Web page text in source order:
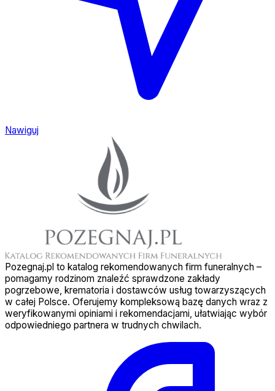
Nawiguj
Pozegnaj.pl to katalog rekomendowanych firm funeralnych –
pomagamy rodzinom znaleźć sprawdzone zakłady
pogrzebowe, krematoria i dostawców usług towarzyszących
w całej Polsce. Oferujemy kompleksową bazę danych wraz z
weryfikowanymi opiniami i rekomendacjami, ułatwiając wybór
odpowiedniego partnera w trudnych chwilach.